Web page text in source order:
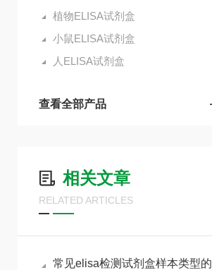
植物ELISA试剂盒
小鼠ELISA试剂盒
人ELISA试剂盒
查看全部产品
相关文章
RELATED ARTICLES
常见elisa检测试剂盒样本类型的处理要点